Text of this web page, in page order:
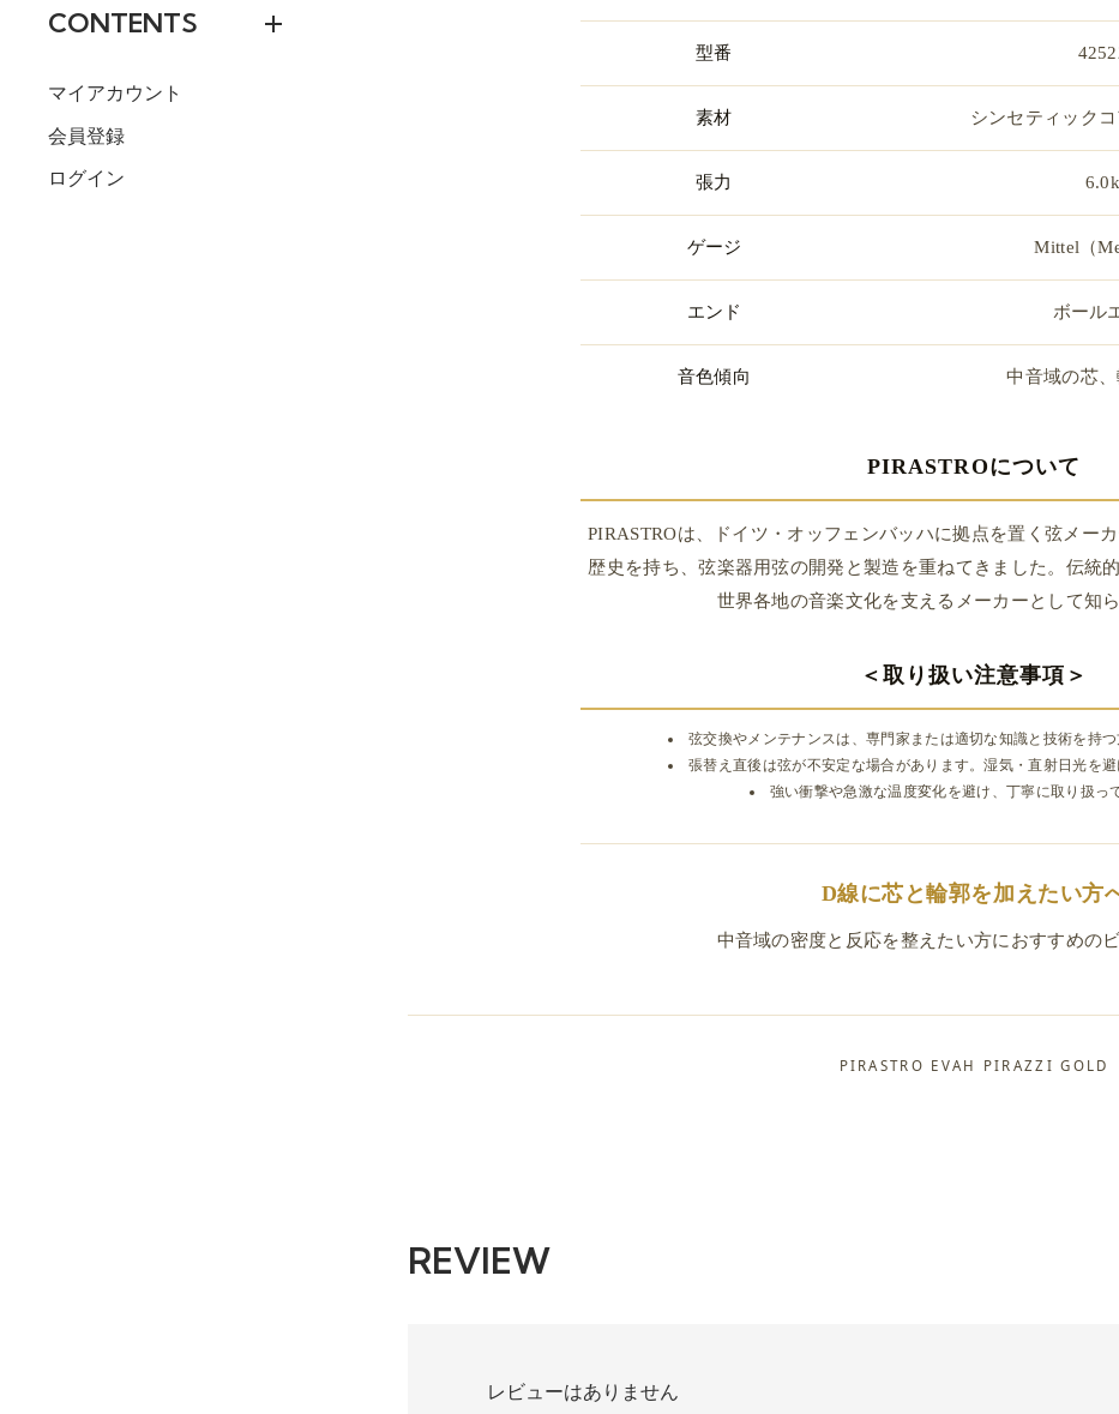
CONTENTS
マイアカウント
会員登録
ログイン
型番
素材 シンセティック
張力
ゲージ Mittel（
エンド ボール
音色傾向 中音域の芯
PIRASTROについて
PIRASTROは、ドイツ・オッフェンバッハに拠点を置く弦メー
歴史を持ち、弦楽器用弦の開発と製造を重ねてきました。伝統
世界各地の音楽文化を支えるメーカーとして知ら
＜取り扱い注意事項＞
弦交換やメンテナンスは、専門家または適切な知識と技術を持つ
張替え直後は弦が不安定な場合があります。湿気・直射日光を避
強い衝撃や急激な温度変化を避け、丁寧に取り扱っ
D線に芯と輪郭を加えたい方
中音域の密度と反応を整えたい方におすすめのビ
PIRASTRO EVAH PIRAZZI GOLD
REVIEW
レビューはありません